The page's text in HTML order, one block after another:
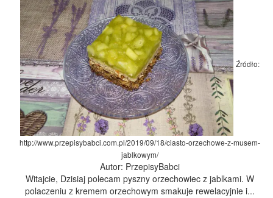
Źródło:
http://www.przepisybabci.com.pl/2019/09/18/ciasto-orzechowe-z-musem-
jablkowym/
Autor: PrzepisyBabci
Witajcie, Dzisiaj polecam pyszny orzechowiec z jablkami. W
polaczeniu z kremem orzechowym smakuje rewelacyjnie i...